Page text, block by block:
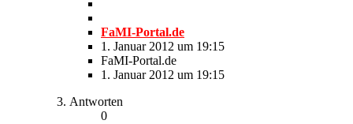
FaMI-Portal.de
1. Januar 2012 um 19:15
FaMI-Portal.de
1. Januar 2012 um 19:15
Antworten
0